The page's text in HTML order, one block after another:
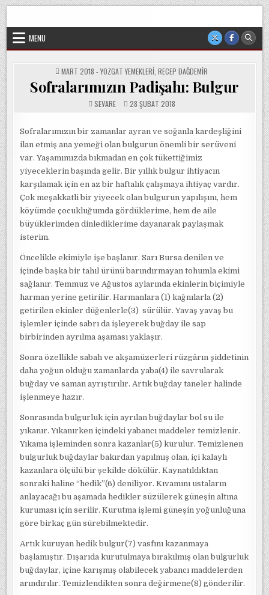
Skip
to
content
veya cemaatin güdümünde ya da tesirinde olmayan, tamamen
MENU
POSTED
IN
MART 2018 - YOZGAT YEMEKLERI RECEP DAĞDEMIR
Sofralarımızın Padişahı: Bulgur
SEVARE 28 ŞUBAT 2018
Sofralarımızın bir zamanlar ayran ve soğanla kardeşliğini
ilan etmiş ana yemeği olan bulgurun önemli bir serüveni
var. Yaşamımızda bıkmadan en çok tükettiğimiz
yiyeceklerin başında gelir. Bir yıllık bulgur ihtiyacın
karşılamak için en az bir haftalık çalışmaya ihtiyaç vardır.
Çok meşakkatli bir yiyecek olan bulgurun yapılışını, hem
köyümde çocukluğumda gördüklerime, hem de aile
büyüklerimden dinlediklerime dayanarak paylaşmak
isterim.
Öncelikle ekimiyle işe başlanır. Sarı Bursa denilen ve
içinde başka bir tahıl ürünü barındırmayan tohumla ekimi
sağlanır. Temmuz ve Ağustos aylarında ekinlerin biçimiyle
harman yerine getirilir. Harmanlara (1) kağnılarla (2)
getirilen ekinler düğenlerle(3) sürülür. Yavaş yavaş bu
işlemler içinde sabrı da işleyerek buğday ile sap
birbirinden ayrılma aşaması yaklaşır.
Sonra özellikle sabah ve akşamüzerleri rüzgârın şiddetinin
daha yoğun olduğu zamanlarda yaba(4) ile savrularak
buğday ve saman ayrıştırılır. Artık buğday taneler halinde
işlenmeye hazır.
Sonrasında bulgurluk için ayrılan buğdaylar bol su ile
yıkanır. Yıkanırken içindeki yabancı maddeler temizlenir.
Yıkama işleminden sonra kazanlar(5) kurulur. Temizlenen
bulgurluk buğdaylar bakırdan yapılmış olan, içi kalaylı
kazanlara ölçülü bir şekilde dökülür. Kaynatıldıktan
sonraki haline “hedik”(6) deniliyor. Kıvamını ustaların
anlayacağı bu aşamada hedikler süzülerek güneşin altına
kuruması için serilir. Kurutma işlemi güneşin yoğunluğuna
göre birkaç gün sürebilmektedir.
Artık kuruyan hedik bulgur(7) vasfını kazanmaya
başlamıştır. Dışarıda kurutulmaya bırakılmış olan bulgurluk
buğdaylar, içine karışmış olabilecek yabancı maddelerden
arındırılır. Temizlendikten sonra değirmene(8) gönderilir.